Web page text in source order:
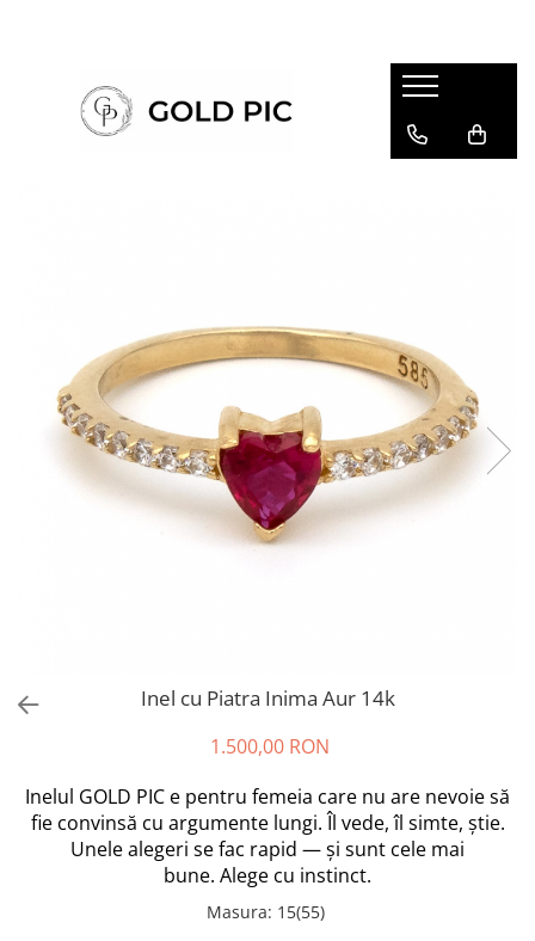
Inel cu Piatra Inima Aur 14k
1.500,00 RON
Inelul GOLD PIC e pentru femeia care nu are nevoie să
fie convinsă cu argumente lungi. Îl vede, îl simte, știe.
Unele alegeri se fac rapid — și sunt cele mai
bune. Alege cu instinct.
Masura: 15(55)